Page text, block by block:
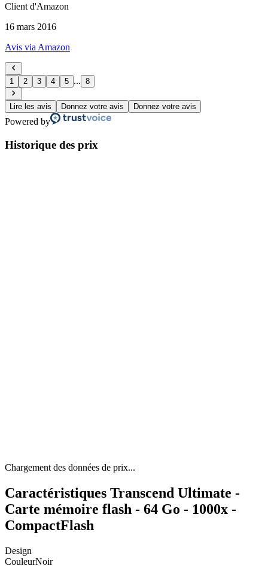
Client d'Amazon
16 mars 2016
Avis via Amazon
1 2 3 4 5 ... 8
Lire les avis Donnez votre avis Donnez votre avis
Powered by
Historique des prix
Chargement des données de prix...
Caractéristiques Transcend Ultimate -
Carte mémoire flash - 64 Go - 1000x -
CompactFlash
Design
CouleurNoir